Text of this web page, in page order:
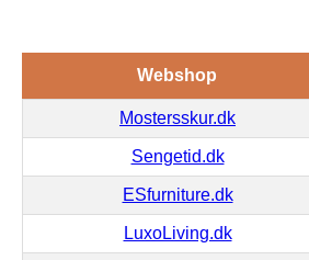
Webshop
Mostersskur.dk
Sengetid.dk
ESfurniture.dk
LuxoLiving.dk